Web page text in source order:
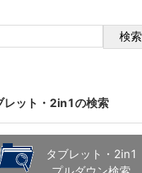
検索
レット・2in1の検索
タブレット・2in1